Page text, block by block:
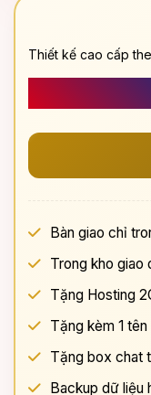
Thiết kế cao cấp
Bàn giao chỉ
Trong kho giao
Tặng Hosting
Tặng kèm 1
Tặng box chat
Backup dữ liệu